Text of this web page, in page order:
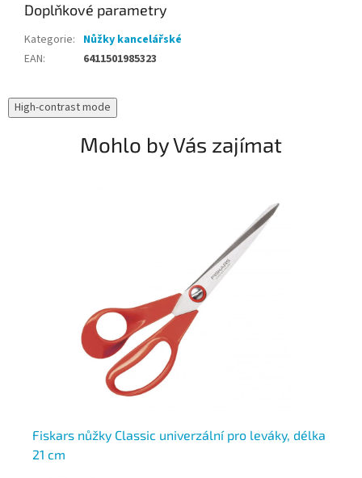
Doplňkové parametry
Kategorie: Nůžky kancelářské
EAN: 6411501985323
High-contrast mode
Mohlo by Vás zajímat
Fiskars nůžky Classic univerzální pro leváky, délka
21 cm